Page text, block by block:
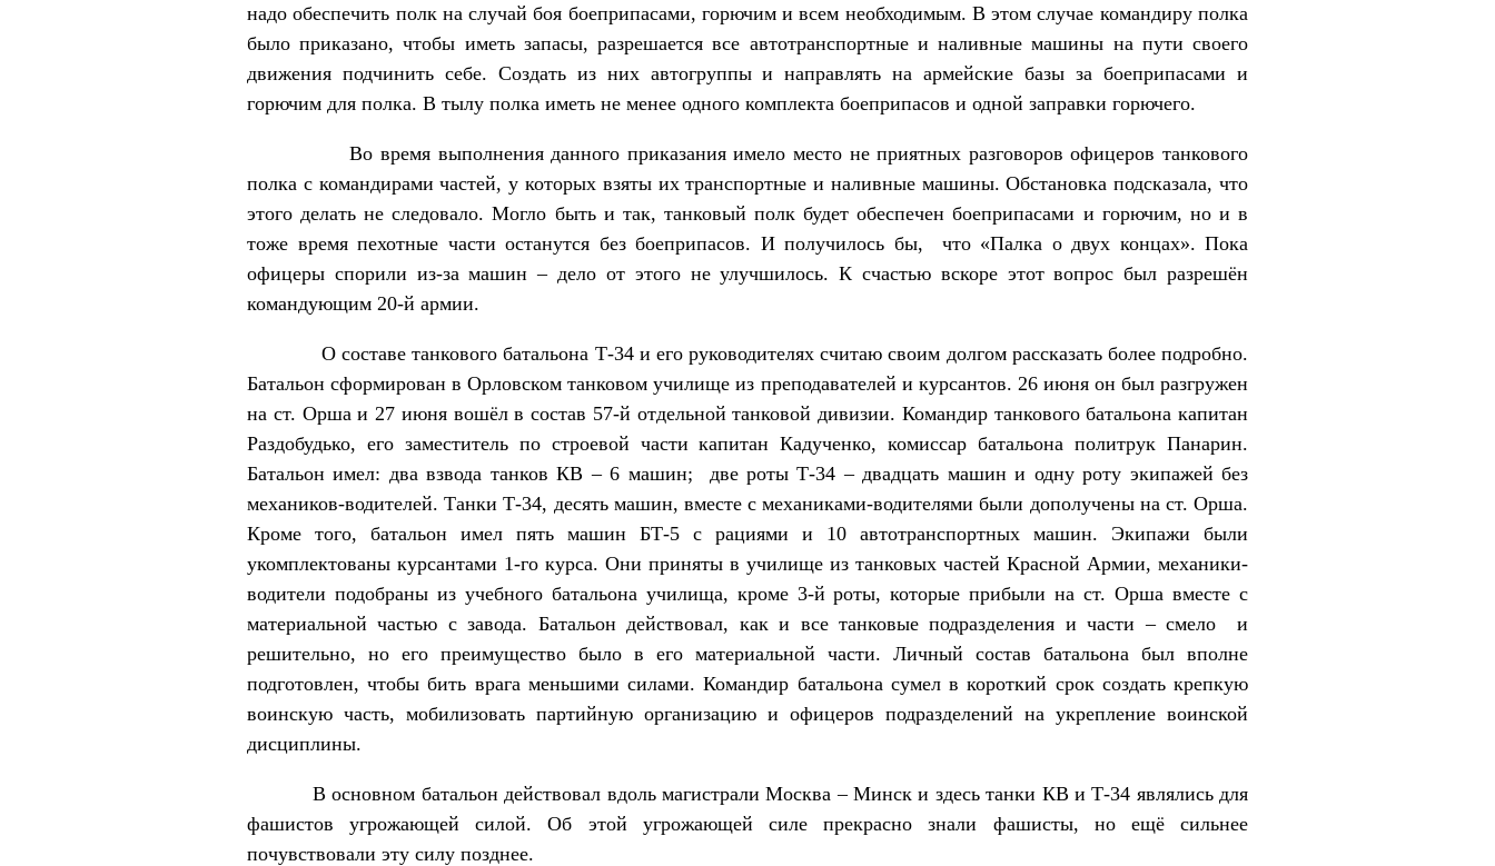
надо обеспечить полк на случай боя боеприпасами, горючим и всем необходимым. В этом случае командиру полка
было приказано, чтобы иметь запасы, разрешается все автотранспортные и наливные машины на пути своего
движения подчинить себе. Создать из них автогруппы и направлять на армейские базы за боеприпасами и
горючим для полка. В тылу полка иметь не менее одного комплекта боеприпасов и одной заправки горючего.
Во время выполнения данного приказания имело место не приятных разговоров офицеров танкового
полка с командирами частей, у которых взяты их транспортные и наливные машины. Обстановка подсказала, что
этого делать не следовало. Могло быть и так, танковый полк будет обеспечен боеприпасами и горючим, но и в
тоже время пехотные части останутся без боеприпасов. И получилось бы, что «Палка о двух концах». Пока
офицеры спорили из-за машин – дело от этого не улучшилось. К счастью вскоре этот вопрос был разрешён
командующим 20-й армии.
О составе танкового батальона Т-34 и его руководителях считаю своим долгом рассказать более подробно.
Батальон сформирован в Орловском танковом училище из преподавателей и курсантов. 26 июня он был разгружен
на ст. Орша и 27 июня вошёл в состав 57-й отдельной танковой дивизии. Командир танкового батальона капитан
Раздобудько, его заместитель по строевой части капитан Кадученко, комиссар батальона политрук Панарин.
Батальон имел: два взвода танков КВ – 6 машин; две роты Т-34 – двадцать машин и одну роту экипажей без
механиков-водителей. Танки Т-34, десять машин, вместе с механиками-водителями были дополучены на ст. Орша.
Кроме того, батальон имел пять машин БТ-5 с рациями и 10 автотранспортных машин. Экипажи были
укомплектованы курсантами 1-го курса. Они приняты в училище из танковых частей Красной Армии, механики-
водители подобраны из учебного батальона училища, кроме 3-й роты, которые прибыли на ст. Орша вместе с
материальной частью с завода. Батальон действовал, как и все танковые подразделения и части – смело и
решительно, но его преимущество было в его материальной части. Личный состав батальона был вполне
подготовлен, чтобы бить врага меньшими силами. Командир батальона сумел в короткий срок создать крепкую
воинскую часть, мобилизовать партийную организацию и офицеров подразделений на укрепление воинской
дисциплины.
В основном батальон действовал вдоль магистрали Москва – Минск и здесь танки КВ и Т-34 являлись для
фашистов угрожающей силой. Об этой угрожающей силе прекрасно знали фашисты, но ещё сильнее
почувствовали эту силу позднее.